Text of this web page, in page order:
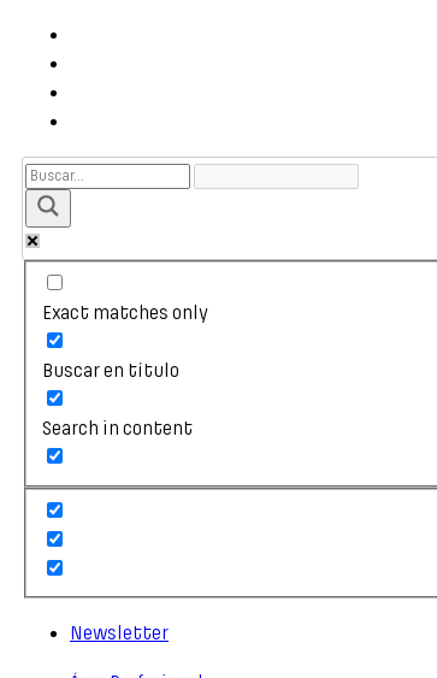
Exact matches only
Buscar en título
Search in content
Newsletter